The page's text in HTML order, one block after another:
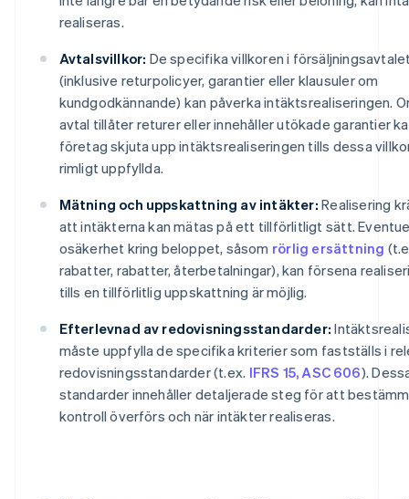
realiseras.
Avtalsvillkor: De specifika villkoren i
(inklusive returpolicyer, garantier eller klausuler om
kundgodkännande) kan påverka intäktsrealiseringen.
avtal tillåter returer eller innehåller utökade garantier
företag skjuta upp intäktsrealiseringen tills dessa
rimligt uppfyllda.
Mätning och uppskattning av intäkter: Realisering
att intäkterna kan mätas på ett tillförlitligt sätt.
osäkerhet kring beloppet, såsom rörlig ersättning
rabatter, rabatter, återbetalningar), kan försena
tills en tillförlitlig uppskattning är möjlig.
Efterlevnad av redovisningsstandarder:
måste uppfylla de specifika kriterier som fastställs i
redovisningsstandarder (t.ex. IFRS 15, ASC 606).
standarder innehåller detaljerade steg för att
kontroll överförs och när intäkter realiseras.